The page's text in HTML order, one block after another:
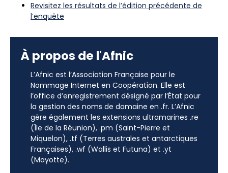
Revisitez les résultats de l’édition précédente de
l’enquête
À propos de l'Afnic
L’Afnic est l’Association Française pour le
Nommage Internet en Coopération. Elle est
l’office d’enregistrement désigné par l’État pour
la gestion des noms de domaine en .fr. L’Afnic
gère également les extensions ultramarines .re
(Île de la Réunion), .pm (Saint-Pierre et
Miquelon), .tf (Terres australes et antarctiques
Françaises), .wf (Wallis et Futuna) et .yt
(Mayotte).